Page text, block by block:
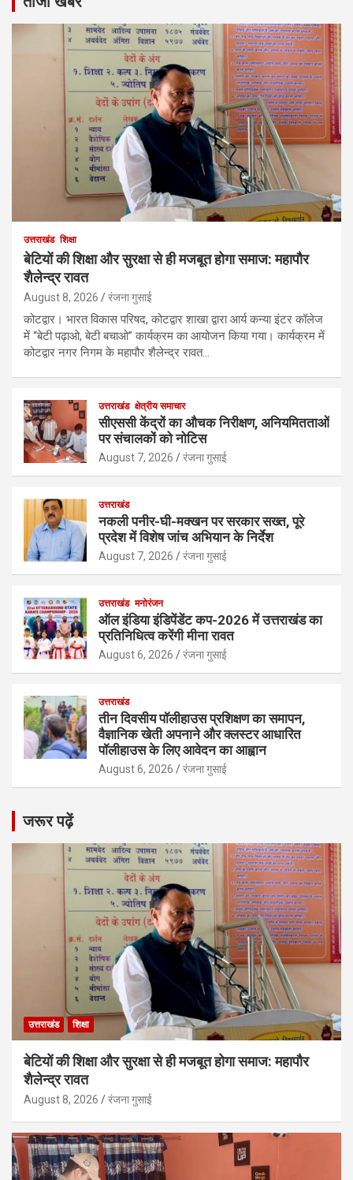
उत्तराखंड शिक्षा
बेटियों की शिक्षा और सुरक्षा से ही मजबूत होगा समाज: महापौर
शैलेन्द्र रावत
August 8, 2026 रंजना गुसाई
कोटद्वार। भारत विकास परिषद, कोटद्वार शाखा द्वारा आर्य कन्या इंटर कॉलेज
में “बेटी पढ़ाओ, बेटी बचाओ” कार्यक्रम का आयोजन किया गया। कार्यक्रम में
कोटद्वार नगर निगम के महापौर शैलेन्द्र रावत…
उत्तराखंड क्षेत्रीय समाचार
सीएससी केंद्रों का औचक निरीक्षण, अनियमितताओं
पर संचालकों को नोटिस
August 7, 2026 रंजना गुसाई
उत्तराखंड
नकली पनीर-घी-मक्खन पर सरकार सख्त, पूरे
प्रदेश में विशेष जांच अभियान के निर्देश
August 7, 2026 रंजना गुसाई
उत्तराखंड मनोरंजन
ऑल इंडिया इंडिपेंडेंट कप-2026 में उत्तराखंड का
प्रतिनिधित्व करेंगी मीना रावत
August 6, 2026 रंजना गुसाई
उत्तराखंड
तीन दिवसीय पॉलीहाउस प्रशिक्षण का समापन,
वैज्ञानिक खेती अपनाने और क्लस्टर आधारित
पॉलीहाउस के लिए आवेदन का आह्वान
August 6, 2026 रंजना गुसाई
जरूर पढ़ें
उत्तराखंड शिक्षा
बेटियों की शिक्षा और सुरक्षा से ही मजबूत होगा समाज: महापौर
शैलेन्द्र रावत
August 8, 2026 रंजना गुसाई